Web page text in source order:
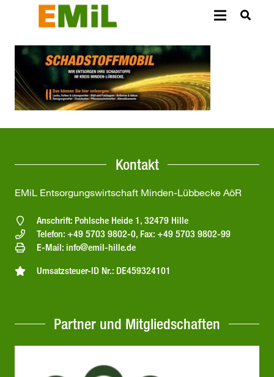
Kontakt
EMiL Entsorgungswirtschaft Minden-Lübbecke AöR
Anschrift: Pohlsche Heide 1, 32479 Hille
Telefon: +49 5703 9802-0, Fax: +49 5703 9802-99
E-Mail: info@emil-hille.de
Umsatzsteuer-ID Nr.: DE459324101
Partner und Mitgliedschaften